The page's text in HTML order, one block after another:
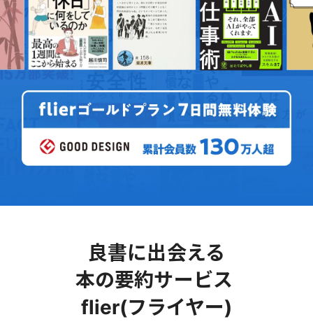
良書に出会える
本の要約サービス
flier(フライヤー)